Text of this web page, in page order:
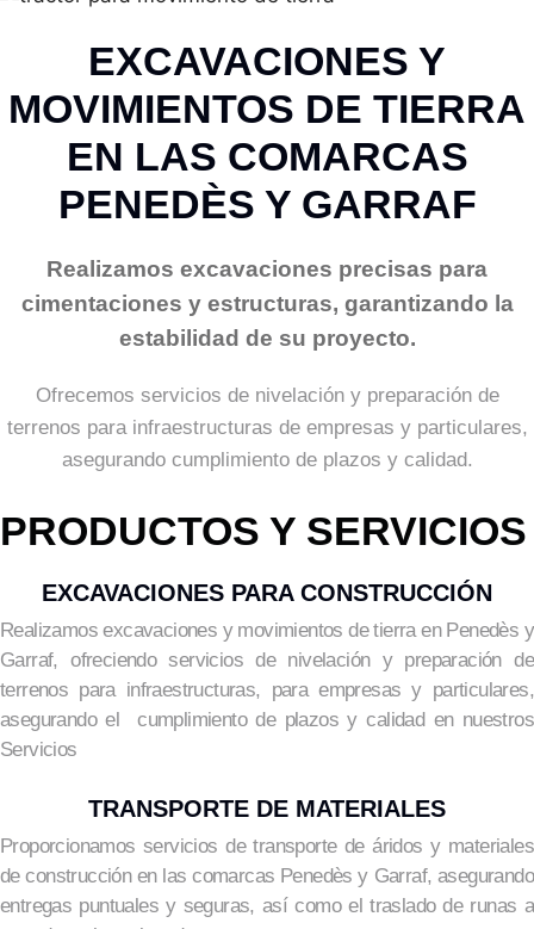
EXCAVACIONES Y
MOVIMIENTOS DE TIERRA
EN LAS COMARCAS
PENEDÈS Y GARRAF
Realizamos excavaciones precisas para
cimentaciones y estructuras, garantizando la
estabilidad de su proyecto.
Ofrecemos servicios de nivelación y preparación de
terrenos para infraestructuras de empresas y particulares,
asegurando cumplimiento de plazos y calidad.
PRODUCTOS Y SERVICIOS
EXCAVACIONES PARA CONSTRUCCIÓN
Realizamos excavaciones y movimientos de tierra en Penedès y
Garraf, ofreciendo servicios de nivelación y preparación de
terrenos para infraestructuras, para empresas y particulares,
asegurando el cumplimiento de plazos y calidad en nuestros
Servicios
TRANSPORTE DE MATERIALES
Proporcionamos servicios de transporte de áridos y materiales
de construcción en las comarcas Penedès y Garraf, asegurando
entregas puntuales y seguras, así como el traslado de runas a